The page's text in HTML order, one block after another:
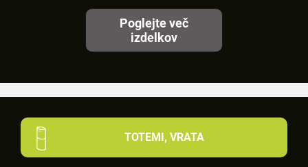
Poglejte več
izdelkov
TOTEMI, VRATA